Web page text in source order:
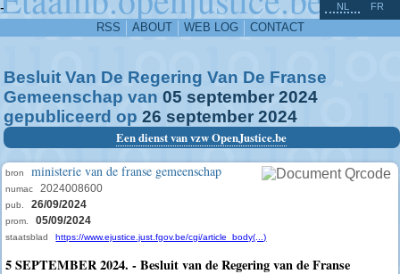
-
RSS ABOUT WEB LOG CONTACT
NL FR
Besluit Van De Regering Van De Franse
Gemeenschap van 05 september 2024
gepubliceerd op 26 september 2024
Een dienst van vzw OpenJustice.be
bron ministerie van de franse gemeenschap
numac 2024008600
pub. 26/09/2024
prom. 05/09/2024
staatsblad https://www.ejustice.just.fgov.be/cgi/article_body(...)
5 SEPTEMBER 2024. - Besluit van de Regering van de Franse
^